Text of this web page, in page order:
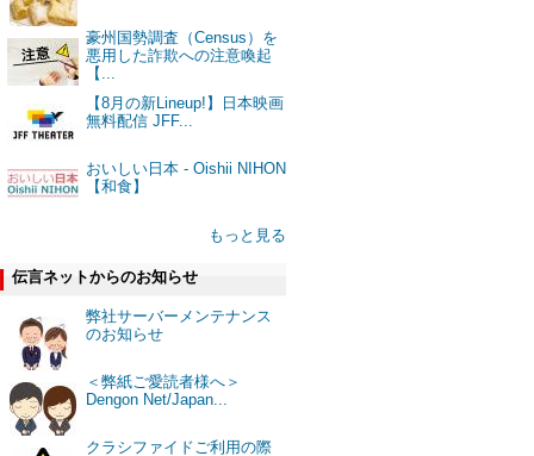
豪州国勢調査（Census）を
悪用した詐欺への注意喚起
【...
【8月の新Lineup!】日本映画
無料配信 JFF...
おいしい日本 - Oishii NIHON
【和食】
もっと見る
伝言ネットからのお知らせ
弊社サーバーメンテナンス
のお知らせ
＜弊紙ご愛読者様へ＞
Dengon Net/Japan...
クラシファイドご利用の際